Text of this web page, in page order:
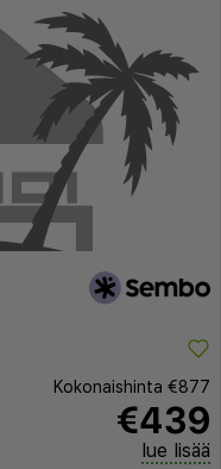
Kokonaishinta €877
€439
lue lisää